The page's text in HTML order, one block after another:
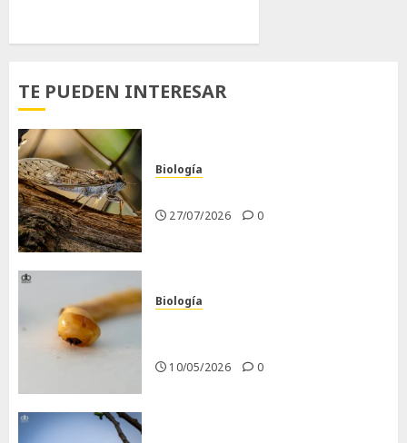
TE PUEDEN INTERESAR
Biología
27/07/2026 0
Biología
10/05/2026 0